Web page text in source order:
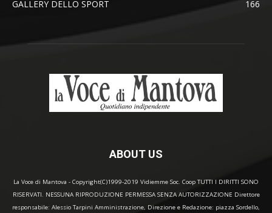
GALLERY DELLO SPORT
166
ABOUT US
La Voce di Mantova - Copyright(C)1999-2019 Vidiemme Soc. Coop TUTTI I DIRITTI SONO
RISERVATI. NESSUNA RIPRODUZIONE PERMESSA SENZA AUTORIZZAZIONE Direttore
responsabile: Alessio Tarpini Amministrazione, Direzione e Redazione: piazza Sordello,